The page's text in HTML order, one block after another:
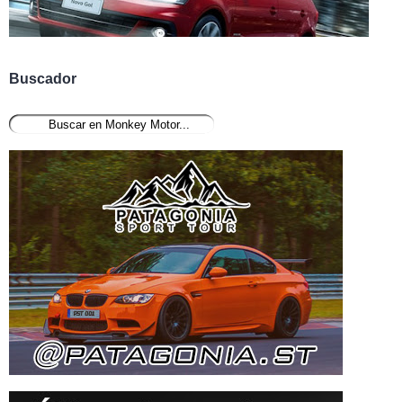
Buscador